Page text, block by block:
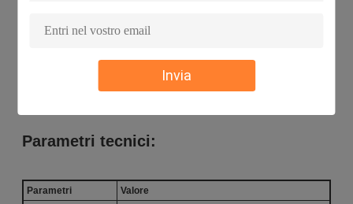
Invia
controllo manuale rilascia il sacchetto della bomba
per ottenere l'impatto del pendolo.
Adatto per la prova di impatto di peso di
caduta di acciai ferritici (specialmente di vari
acciai per tubazioni).
Parametri tecnici:
Parametri
Valore